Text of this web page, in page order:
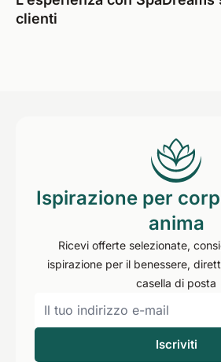
clienti
Ispirazione per
anima
Ricevi offerte selezionate,
ispirazione per il benessere,
casella di posta
Iscriviti